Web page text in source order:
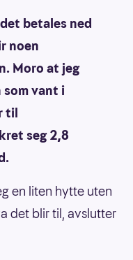
betales ned
noen
Moro at jeg
vant i
til
seg 2,8
en liten hytte uten
det blir til, avslutter